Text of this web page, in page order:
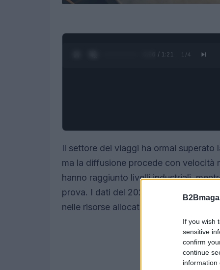
If you wish
sensitive
confirm
continue
information
0:28 / 1:21 1 /4
Il settore dei viaggi ha ormai superato
ma la diffusione procede con velocità
hanno raggiunto livelli industriali,
prova. I dati del 2026 e dei primi mesi
nelle risorse allocate sia nelle